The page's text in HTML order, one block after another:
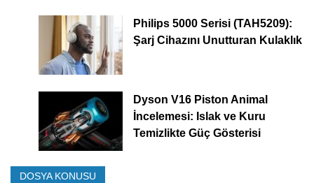
Philips 5000 Serisi (TAH5209):
Şarj Cihazını Unutturan Kulaklık
Dyson V16 Piston Animal
İncelemesi: Islak ve Kuru
Temizlikte Güç Gösterisi
DOSYA KONUSU